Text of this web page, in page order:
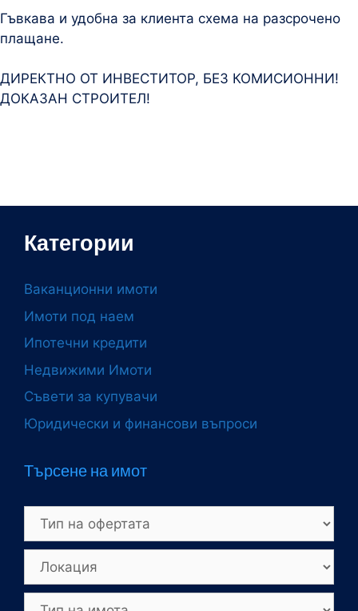
Гъвкава и удобна за клиента схема на разсрочено
плащане.
ДИРЕКТНО ОТ ИНВЕСТИТОР, БЕЗ КОМИСИОННИ!
ДОКАЗАН СТРОИТЕЛ!
Категории
Ваканционни имоти
Имоти под наем
Ипотечни кредити
Недвижими Имоти
Съвети за купувачи
Юридически и финансови въпроси
Търсене на имот